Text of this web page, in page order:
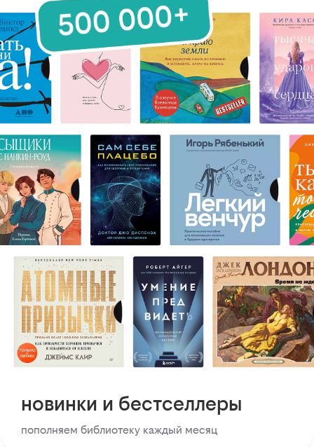
новинки и бестселлеры
пополняем библиотеку каждый месяц